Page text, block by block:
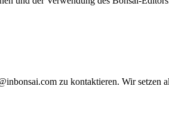
zu kontaktieren. Wir setzen